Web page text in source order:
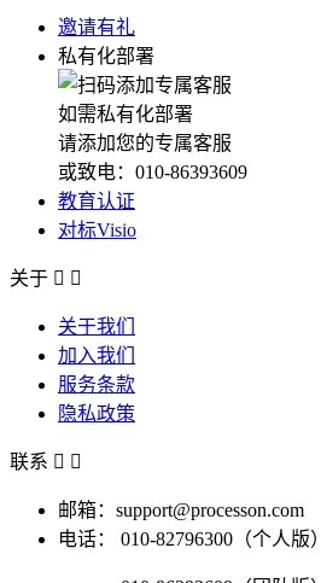
邀请有礼
私有化部署
如需私有化部署
请添加您的专属客服
或致电：010-86393609
教育认证
对标Visio
关于  
关于我们
加入我们
服务条款
隐私政策
联系  
邮箱：support@processon.com
电话：
010-82796300（个人版）